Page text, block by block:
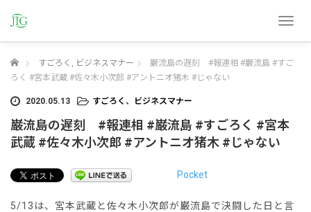
T
g
a
i
ホーム すごろく , ビジネスマナー
巌流島の遅刻 #報連相 #巌流島 #すご
ろく #宮本武蔵 #佐々木小次郎 #アントニオ猪木 #じゃない
2020.05.13 すごろく 、 ビジネスマナー
巌流島の遅刻 #報連相 #巌流島 #すごろく #宮本
武蔵 #佐々木小次郎 #アントニオ猪木 #じゃない
Pocket
5/13は、宮本武蔵と佐々木小次郎が巌流島で決闘した日と言